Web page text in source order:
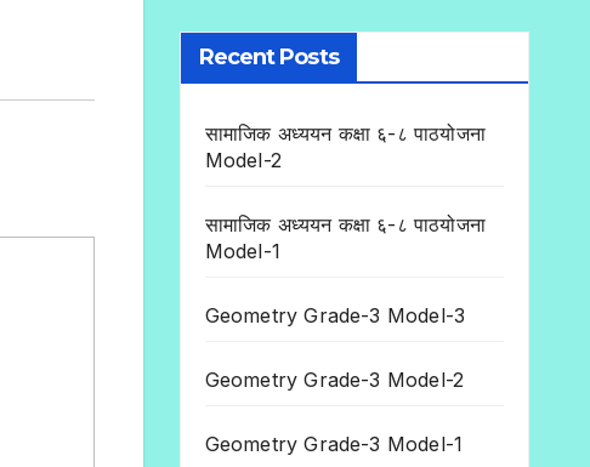
Recent Posts
सामाजिक अध्ययन कक्षा ६-८ पाठयोजना
Model-2
सामाजिक अध्ययन कक्षा ६-८ पाठयोजना
Model-1
Geometry Grade-3 Model-3
Geometry Grade-3 Model-2
Geometry Grade-3 Model-1